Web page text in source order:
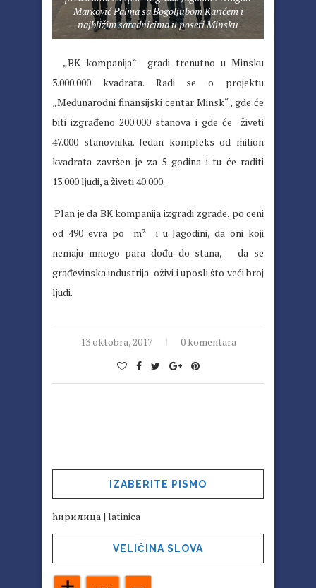
Marković Palma sa Bogoljubom Karićem i
najbližim saradnicima u poseti Minsku
„BK kompanija“ gradi trenutno u Minsku
3.000.000 kvadrata. Radi se o projektu
„Međunarodni finansijski centar Minsk“ , gde će
biti izgrađeno 200.000 stanova i gde će živeti
47.000 stanovnika. Jedan kompleks od milion
kvadrata završen je za 5 godina i tu će raditi
13.000 ljudi, a živeti 40.000.
Plan je da BK kompanija izgradi zgrade, po ceni
od 490 evra po m² i u Jagodini, da oni koji
nemaju mnogo para dođu do stana, da se
građevinska industrija oživi i uposli što veći broj
ljudi.
13 oktobra, 2017 0 komentara
IZABERITE PISMO
ћирилица | latinica
VELIČINA SLOVA